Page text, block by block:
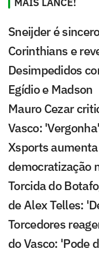
Sneijder é
Corinthians e
Desimpedidos
Egídio e Madson
Mauro Cezar
Vasco: 'Vergonha'
Xsports
democratização
Torcida do
de Alex Telles:
Torcedores
do Vasco: 'Pode